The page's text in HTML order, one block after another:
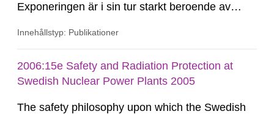
Exponeringen är i sin tur starkt beroende av
stark UV-strålning. Inom miljökvalitetsmålet
2020 ska antalet nya hudcancerfall inte vara
fler...
Innehållstyp: Publikationer
2006:15e Safety and Radiation Protection at
Swedish Nuclear Power Plants 2005
The safety philosophy upon which the Swedish